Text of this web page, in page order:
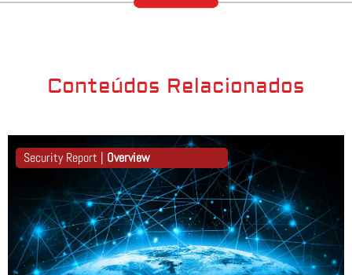
Conteúdos Relacionados
Security Report | Overview